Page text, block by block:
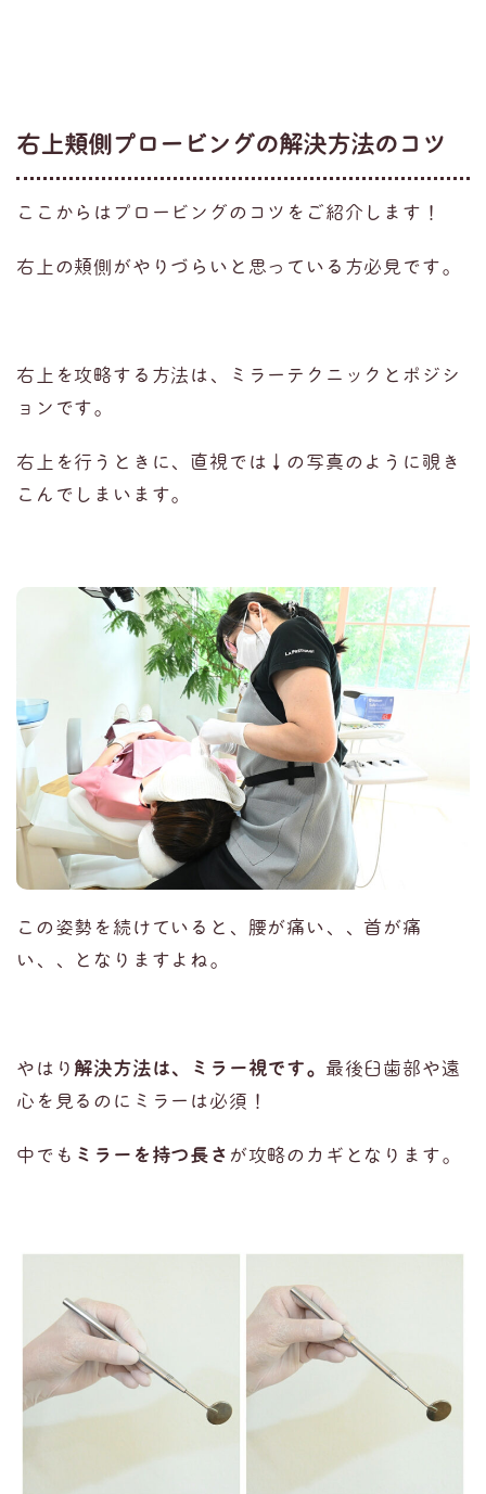
右上頬側プロービングの解決方法のコツ
ここからはプロービングのコツをご紹介します！
右上の頬側がやりづらいと思っている方必見です。
右上を攻略する方法は、ミラーテクニックとポジシ
ョンです。
右上を行うときに、直視では↓の写真のように覗き
こんでしまいます。
この姿勢を続けていると、腰が痛い、、首が痛
い、、となりますよね。
やはり 解決方法は、ミラー視です。 最後臼歯部や遠
心を見るのにミラーは必須！
中でも ミラーを持つ長さ が攻略のカギとなります。